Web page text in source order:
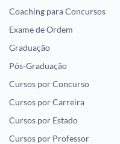
Coaching para Concursos
Exame de Ordem
Graduação
Pós-Graduação
Cursos por Concurso
Cursos por Carreira
Cursos por Estado
Cursos por Professor